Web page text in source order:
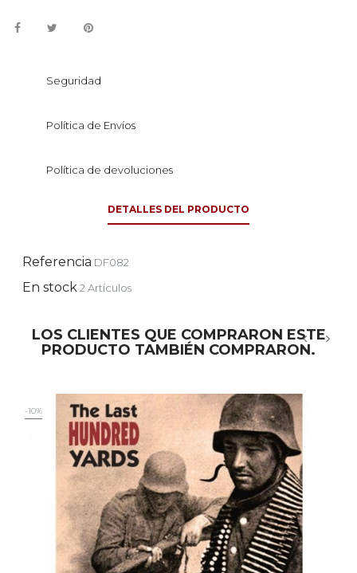
Seguridad
Política de Envíos
Política de devoluciones
DETALLES DEL PRODUCTO
Referencia DF082
En stock2 Artículos
LOS CLIENTES QUE COMPRARON ESTE
PRODUCTO TAMBIÉN COMPRARON.
-10%